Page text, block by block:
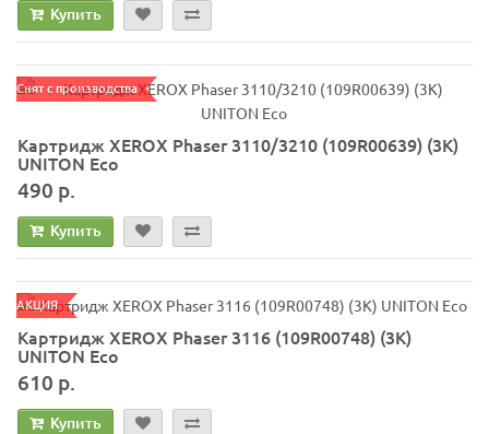
Купить
Снят с производства
Картридж XEROX Phaser 3110/3210 (109R00639) (3K)
UNITON Eco
490 р.
Купить
АКЦИЯ
Картридж XEROX Phaser 3116 (109R00748) (3К)
UNITON Eco
610 р.
Купить